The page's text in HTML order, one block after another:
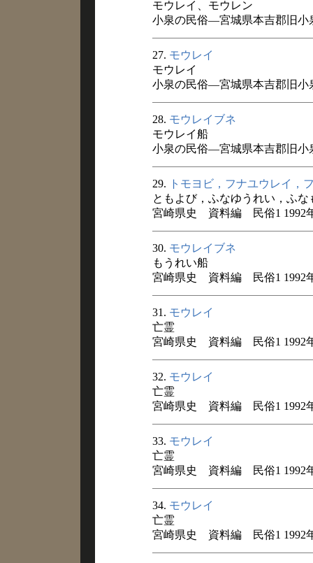
モウレイ、モウレン
小泉の民俗―宮城県本吉郡旧小
27. モウレイ
モウレイ
小泉の民俗―宮城県本吉郡旧小
28. モウレイブネ
モウレイ船
小泉の民俗―宮城県本吉郡旧小
29.
トモヨビ，フナユウレイ，
ともよび，ふなゆうれい，ふ
宮崎県史 資料編 民俗1 1992
30. モウレイブネ
もうれい船
宮崎県史 資料編 民俗1 1992
31. モウレイ
亡霊
宮崎県史 資料編 民俗1 1992
32. モウレイ
亡霊
宮崎県史 資料編 民俗1 1992
33. モウレイ
亡霊
宮崎県史 資料編 民俗1 1992
34. モウレイ
亡霊
宮崎県史 資料編 民俗1 1992